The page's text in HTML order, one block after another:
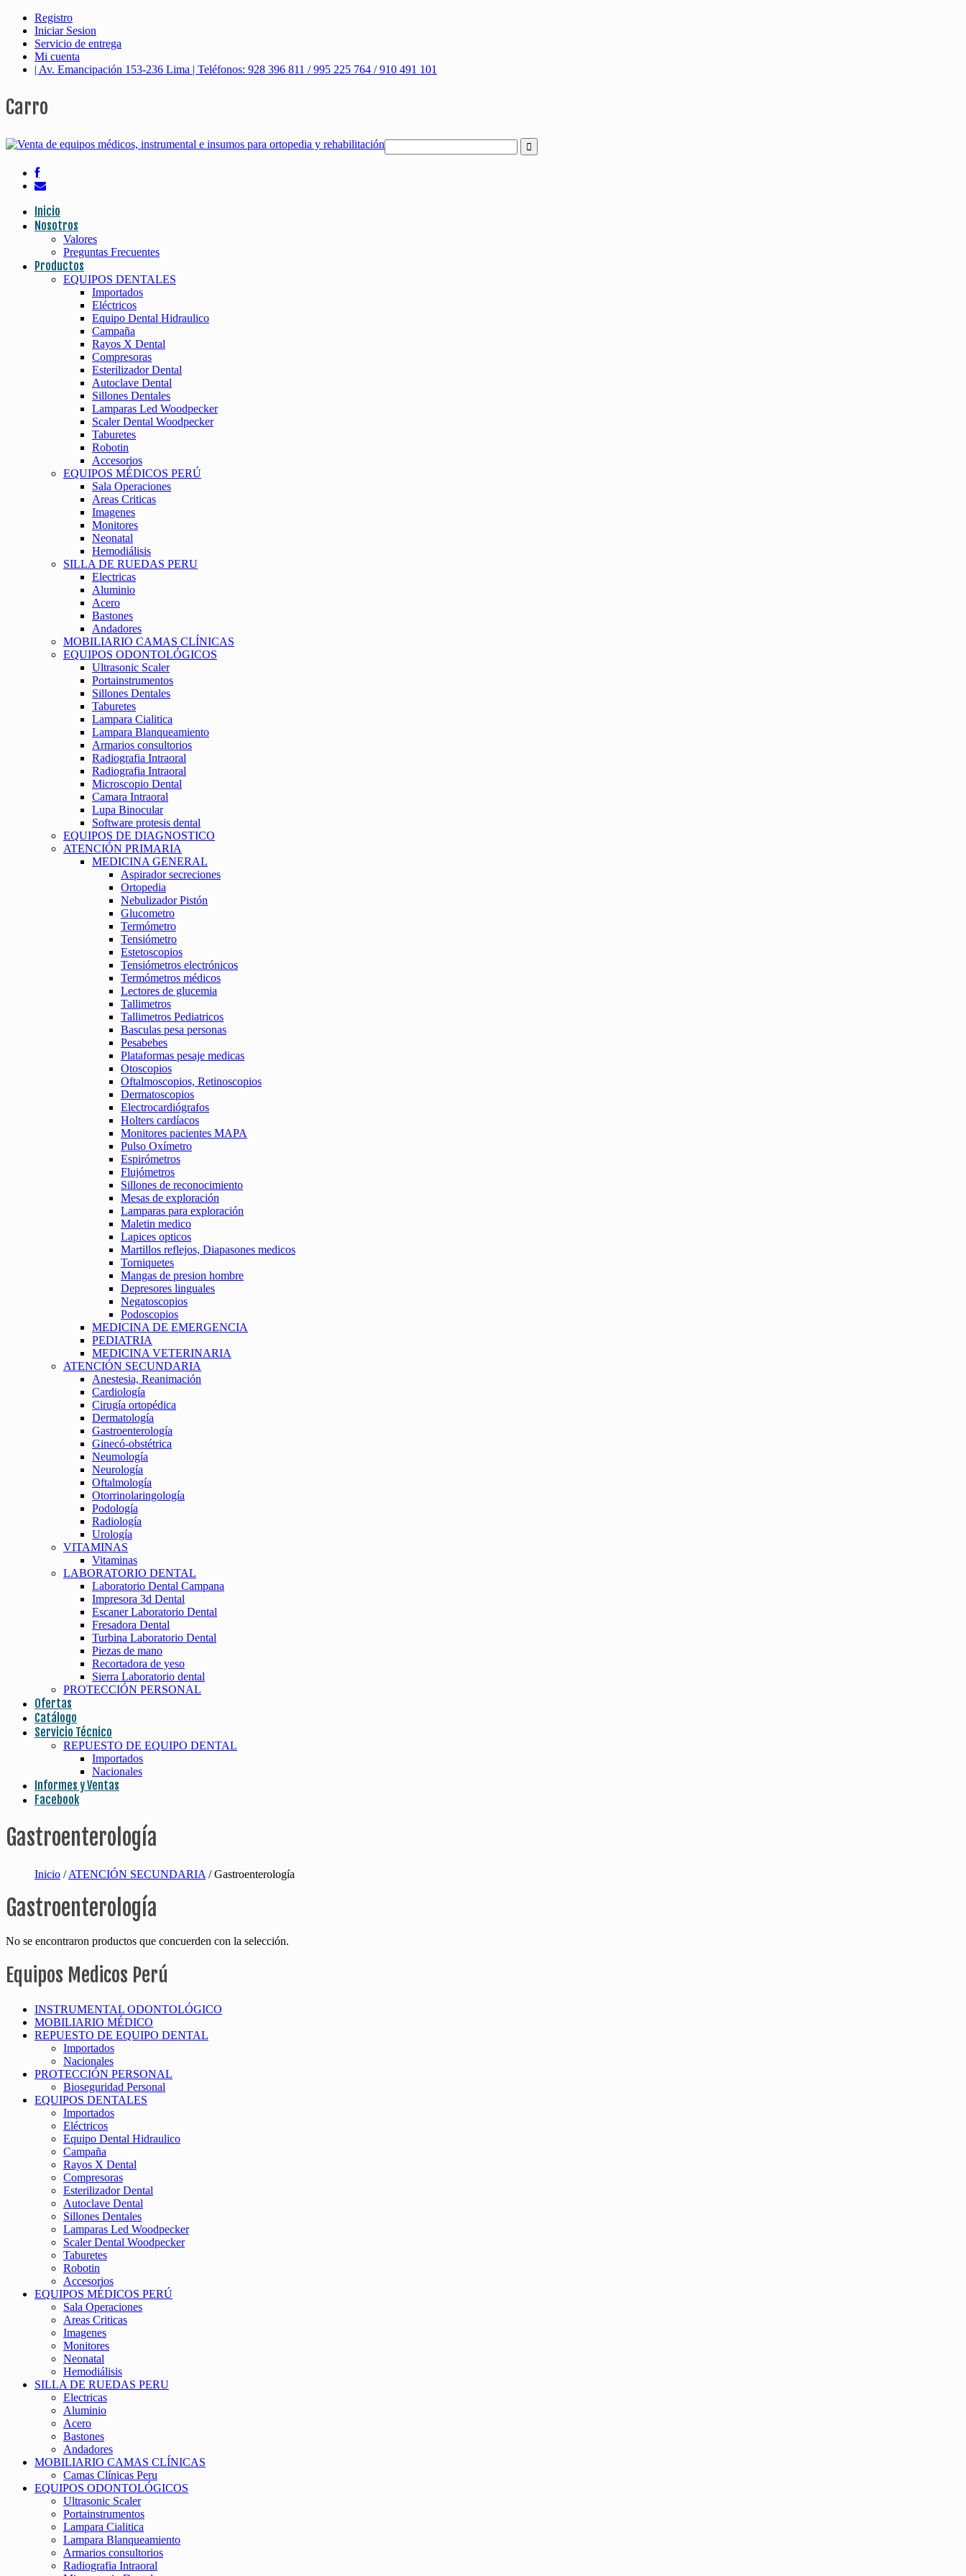
Registro
Iniciar Sesion
Servicio de entrega
Mi cuenta
| Av. Emancipación 153-236 Lima | Teléfonos: 928 396 811 / 995 225 764 / 910 491 101
Carro
Inicio
Nosotros
Valores
Preguntas Frecuentes
Productos
EQUIPOS DENTALES
Importados
Eléctricos
Equipo Dental Hidraulico
Campaña
Rayos X Dental
Compresoras
Esterilizador Dental
Autoclave Dental
Sillones Dentales
Lamparas Led Woodpecker
Scaler Dental Woodpecker
Taburetes
Robotin
Accesorios
EQUIPOS MÉDICOS PERÚ
Sala Operaciones
Areas Criticas
Imagenes
Monitores
Neonatal
Hemodiálisis
SILLA DE RUEDAS PERU
Electricas
Aluminio
Acero
Bastones
Andadores
MOBILIARIO CAMAS CLÍNICAS
EQUIPOS ODONTOLÓGICOS
Ultrasonic Scaler
Portainstrumentos
Sillones Dentales
Taburetes
Lampara Cialitica
Lampara Blanqueamiento
Armarios consultorios
Radiografia Intraoral
Radiografia Intraoral
Microscopio Dental
Camara Intraoral
Lupa Binocular
Software protesis dental
EQUIPOS DE DIAGNOSTICO
ATENCIÓN PRIMARIA
MEDICINA GENERAL
Aspirador secreciones
Ortopedia
Nebulizador Pistón
Glucometro
Termómetro
Tensiómetro
Estetoscopios
Tensiómetros electrónicos
Termómetros médicos
Lectores de glucemia
Tallimetros
Tallimetros Pediatricos
Basculas pesa personas
Pesabebes
Plataformas pesaje medicas
Otoscopios
Oftalmoscopios, Retinoscopios
Dermatoscopios
Electrocardiógrafos
Holters cardíacos
Monitores pacientes MAPA
Pulso Oxímetro
Espirómetros
Flujómetros
Sillones de reconocimiento
Mesas de exploración
Lamparas para exploración
Maletin medico
Lapices opticos
Martillos reflejos, Diapasones medicos
Torniquetes
Mangas de presion hombre
Depresores linguales
Negatoscopios
Podoscopios
MEDICINA DE EMERGENCIA
PEDIATRIA
MEDICINA VETERINARIA
ATENCIÓN SECUNDARIA
Anestesia, Reanimación
Cardiología
Cirugía ortopédica
Dermatología
Gastroenterología
Ginecó-obstétrica
Neumología
Neurología
Oftalmología
Otorrinolaringología
Podología
Radiología
Urología
VITAMINAS
Vitaminas
LABORATORIO DENTAL
Laboratorio Dental Campana
Impresora 3d Dental
Escaner Laboratorio Dental
Fresadora Dental
Turbina Laboratorio Dental
Piezas de mano
Recortadora de yeso
Sierra Laboratorio dental
PROTECCIÓN PERSONAL
Ofertas
Catálogo
Servicio Técnico
REPUESTO DE EQUIPO DENTAL
Importados
Nacionales
Informes y Ventas
Facebook
Gastroenterología
Inicio /ATENCIÓN SECUNDARIA / Gastroenterología
Gastroenterología
No se encontraron productos que concuerden con la selección.
Equipos Medicos Perú
INSTRUMENTAL ODONTOLÓGICO
MOBILIARIO MÉDICO
REPUESTO DE EQUIPO DENTAL
Importados
Nacionales
PROTECCIÓN PERSONAL
Bioseguridad Personal
EQUIPOS DENTALES
Importados
Eléctricos
Equipo Dental Hidraulico
Campaña
Rayos X Dental
Compresoras
Esterilizador Dental
Autoclave Dental
Sillones Dentales
Lamparas Led Woodpecker
Scaler Dental Woodpecker
Taburetes
Robotin
Accesorios
EQUIPOS MÉDICOS PERÚ
Sala Operaciones
Areas Criticas
Imagenes
Monitores
Neonatal
Hemodiálisis
SILLA DE RUEDAS PERU
Electricas
Aluminio
Acero
Bastones
Andadores
MOBILIARIO CAMAS CLÍNICAS
Camas Clínicas Peru
EQUIPOS ODONTOLÓGICOS
Ultrasonic Scaler
Portainstrumentos
Lampara Cialitica
Lampara Blanqueamiento
Armarios consultorios
Radiografia Intraoral